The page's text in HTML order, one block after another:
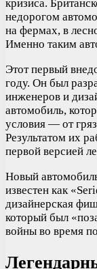
кризиса.
недорогом
на фермах, в
Именно таким
Этот первый
году. Он был
инженеров и
автомобиль,
условия — от
Результатом их
первой версией
Новый
известен как
дизайнерская
который был
войны во время